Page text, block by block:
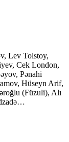
Lev Tolstoy,
Cek London,
Pənahi
Hüseyn Arif,
(Füzuli), Alı